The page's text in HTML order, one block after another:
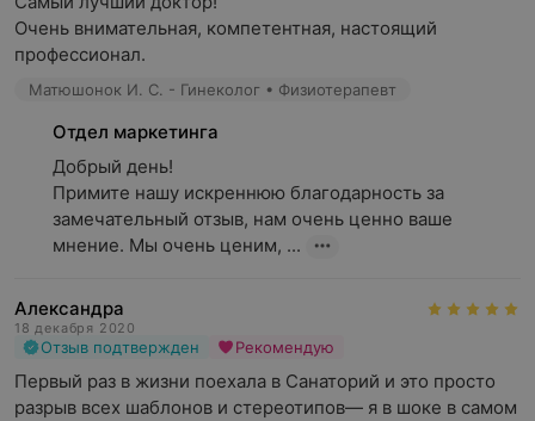
Очень внимательная, компетентная, настоящий
профессионал.
Матюшонок И. С. - Гинеколог • Физиотерапевт
Отдел маркетинга
Добрый день!
Примите нашу искреннюю благодарность за
замечательный отзыв, нам очень ценно ваше
мнение. Мы очень ценим, ...
Александра
18 декабря 2020
Отзыв подтвержден Рекомендую
Первый раз в жизни поехала в Санаторий и это просто
разрыв всех шаблонов и стереотипов— я в шоке в самом